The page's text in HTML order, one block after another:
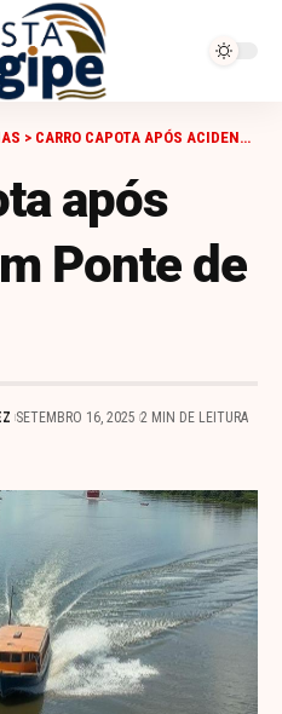
> CARRO CAPOTA APÓS ACIDENTE EM PONTE DE SERGIPE
após
Ponte de
SETEMBRO 16, 2025 2 MIN DE LEITURA